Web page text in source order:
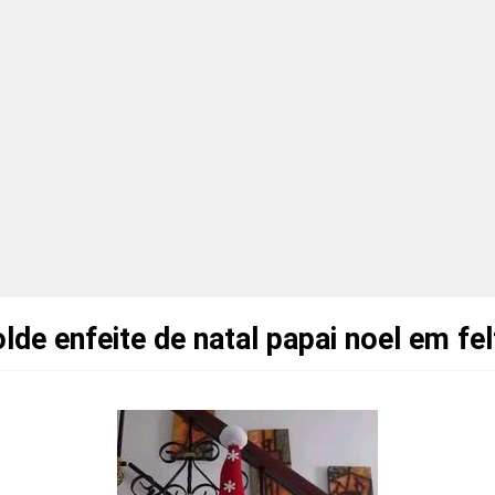
enfeite de natal papai noel em